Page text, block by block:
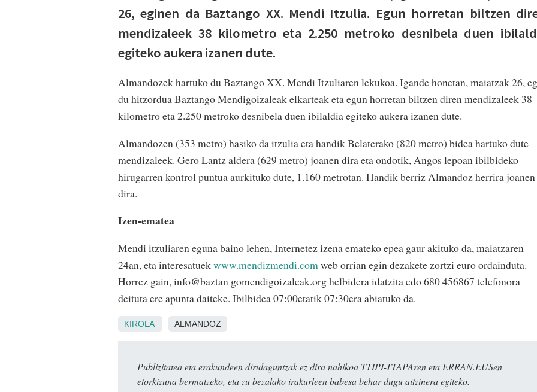
26, eginen da Baztango XX. Mendi Itzulia. Egun ho­rre­tan biltzen
mendizaleek 38 kilometro eta 2.250 metroko desnibela duen
egiteko aukera izanen dute.­
Almandozek hartuko du Baztango XX. Mendi Itzuliaren lekukoa. Igande honetan, maiatzak 26,
du hitzordua Baz­tan­go Mendigoizaleak elkarteak eta egun ho­rre­tan biltzen diren mendizaleek 38
kilometro eta 2.250 metroko desnibela duen ibilaldia egiteko aukera izanen dute.­
Almandozen (353 me­tro) hasiko da itzulia eta handik Belaterako (820 metro) bidea hartuko dute
mendizaleek. Gero Lantz aldera (629 metro) joanen dira eta ondotik, Angos lepoan ibilbideko
hirugarren kontrol puntua aurkituko dute, 1.160 metrotan. Handik berriz Almandoz herrira joanen
dira.
Izen-ematea
Mendi itzuliaren eguna baino lehen, Internetez izena emateko epea gaur akituko da, maiatzaren
24an, eta interesatuekwww.mendizmendi.com web orrian egin dezakete zortzi euro ordainduta.
Horrez gain, info@baztan gomendigoizaleak.org helbidera idatzita edo 680 456867 telefonora
deituta ere apunta daiteke. Ibilbidea 07:00etatik 07:30era abiatuko da.
KIROLA ALMANDOZ
Publizitatea eta erakundeen dirulaguntzak ez dira nahikoa TTIPI-TTAPAren eta ERRAN.EUSen
etorkizuna bermatzeko, eta zu bezalako irakurleen babesa behar dugu aitzinera egiteko.